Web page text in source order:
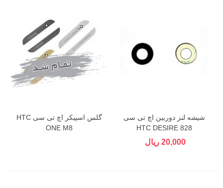
شیشه لنز دوربین اچ تی سی
HTC DESIRE 828
20,000 ریال
گلس اسپیکر اچ تی سی HTC
ONE M8